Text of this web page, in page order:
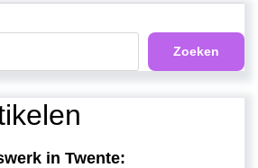
Zoeken
in Twente: